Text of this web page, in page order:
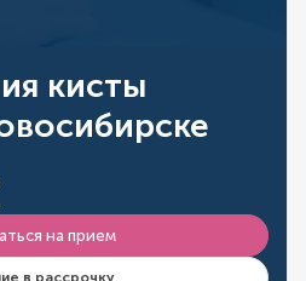
кисты
на прием
в рассрочку